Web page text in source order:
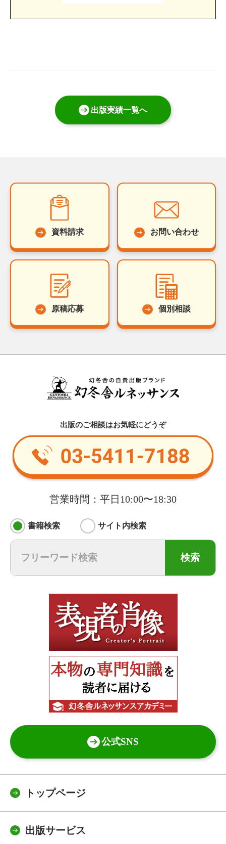
出版実績一覧へ
資料請求 お問い合わせ
原稿応募 個別相談
出版のご相談はお気軽にどうぞ
営業時間：平日10:00〜18:30
書籍検索 サイト内検索
検索
公式SNS
トップページ
出版サービス